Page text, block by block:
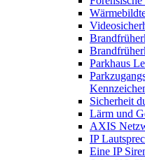
Parkhaus
Sicherheit
Lärm und
AXIS
IP
Eine IP